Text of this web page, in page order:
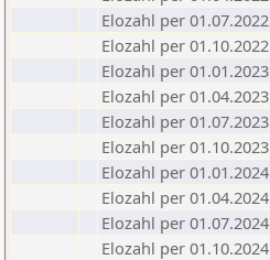
Elozahl per 01.07.2022
Elozahl per 01.10.2022
Elozahl per 01.01.2023
Elozahl per 01.04.2023
Elozahl per 01.07.2023
Elozahl per 01.10.2023
Elozahl per 01.01.2024
Elozahl per 01.04.2024
Elozahl per 01.07.2024
Elozahl per 01.10.2024